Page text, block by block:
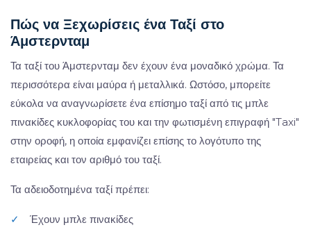
Πώς να Ξεχωρίσεις ένα Ταξί στο
Άμστερνταμ
Τα ταξί του Άμστερνταμ δεν έχουν ένα μοναδικό χρώμα. Τα
περισσότερα είναι μαύρα ή μεταλλικά. Ωστόσο, μπορείτε
εύκολα να αναγνωρίσετε ένα επίσημο ταξί από τις μπλε
πινακίδες κυκλοφορίας του και την φωτισμένη επιγραφή "Taxi"
στην οροφή, η οποία εμφανίζει επίσης το λογότυπο της
εταιρείας και τον αριθμό του ταξί.
Τα αδειοδοτημένα ταξί πρέπει:
✓
Έχουν μπλε πινακίδες